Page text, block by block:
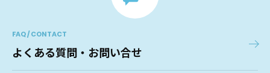
FAQ / CONTACT
よくある質問・お問い合せ